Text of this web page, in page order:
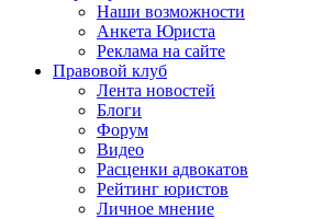
Наши возможности
Анкета Юриста
Реклама на сайте
Правовой клуб
Лента новостей
Блоги
Форум
Видео
Расценки адвокатов
Рейтинг юристов
Личное мнение